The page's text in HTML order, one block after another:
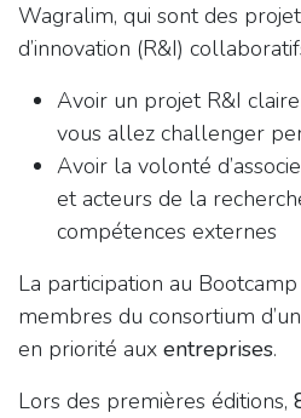
Wagralim, qui sont des
d’innovation (R&I)
Avoir un projet R&I
vous allez challenger
Avoir la volonté
et acteurs de la
compétences externes
La participation au
membres du consortium
en priorité aux entreprises.
Lors des premières éditions,